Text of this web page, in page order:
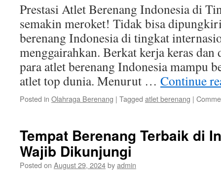
Prestasi Atlet Berenang Indonesia di
semakin meroket! Tidak bisa
berenang Indonesia di tingkat
menggairahkan. Berkat kerja keras
para atlet berenang Indonesia mampu
atlet top dunia. Menurut … Continue
Posted in Olahraga Berenang | Tagged atlet berenang |
Tempat Berenang Terbaik di
Wajib Dikunjungi
Posted on August 29, 2024byadmin